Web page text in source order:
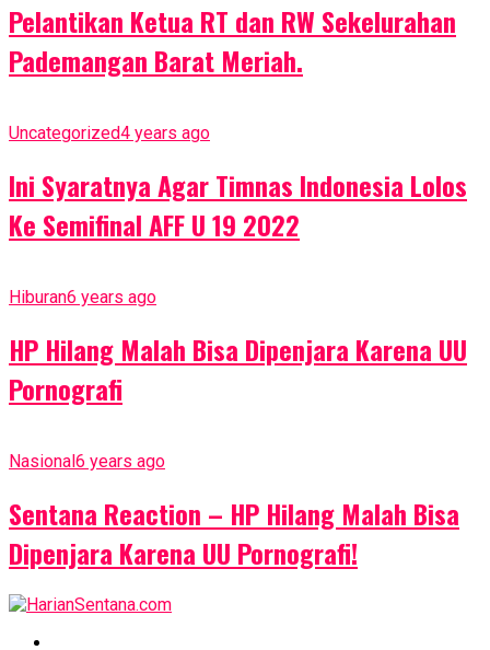
Pelantikan Ketua RT dan RW Sekelurahan
Pademangan Barat Meriah.
Uncategorized4 years ago
Ini Syaratnya Agar Timnas Indonesia Lolos
Ke Semifinal AFF U 19 2022
Hiburan6 years ago
HP Hilang Malah Bisa Dipenjara Karena UU
Pornografi
Nasional6 years ago
Sentana Reaction – HP Hilang Malah Bisa
Dipenjara Karena UU Pornografi!